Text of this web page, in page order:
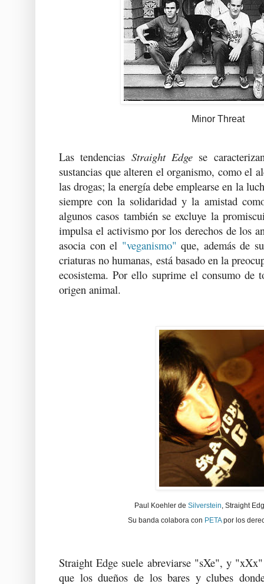
Minor Threat
Las tendencias Straight Edgese
sustancias que alteren el organismo, como el
las drogas; la energía debe emplearse en la
siempre con la solidaridad y la amistad
algunos casos también se excluye la
impulsa el activismo por los derechos de los
asocia con el "veganismo"que, además de
criaturas no humanas, está basado en la
ecosistema. Por ello suprime el consumo de
origen animal.
Paul Koehler de Silverstein, Straight
Su banda colabora con PETApor los
Straight Edge suele abreviarse "sXe", y
que los dueños de los bares y clubes